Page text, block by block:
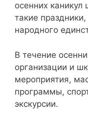
осенних каникул
такие
народного
В течение
организации и
мероприятия,
программы,
экскурсии.